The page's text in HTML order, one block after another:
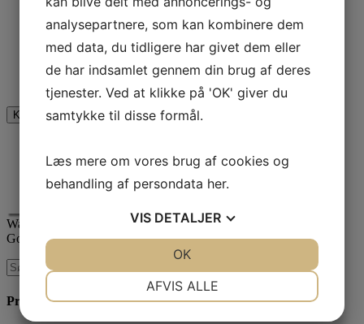
Name
Dette felt er til validering og bør ikke ændres.
Jeg er ikke en robot
Waimea er certificeret
Google AdWords Premier Partner
Produkter & Services
analysepartnere, som kan kombinere dem
med data, du tidligere har givet dem eller
de har indsamlet gennem din brug af deres
tjenester. Ved at klikke på 'OK' giver du
samtykke til disse formål.
Læs mere om vores brug af cookies og
behandling af persondata her.
VIS DETALJER
AFVIS ALLE
OK